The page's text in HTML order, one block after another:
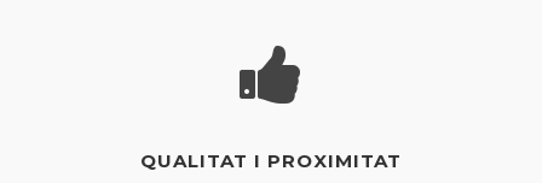
QUALITAT I PROXIMITAT